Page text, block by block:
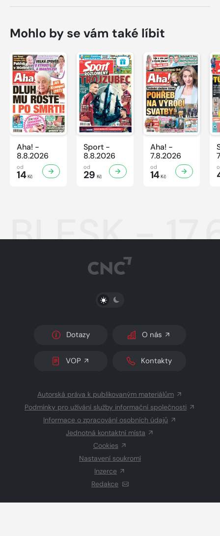
Mohlo by se vám také líbit
Aha! -
8.8.2026
od
14Kč
Sport -
8.8.2026
od
29 Kč
Aha! -
7.8.2026
od
14Kč
BLESK -
PŘEPNOUT SVĚTLÝ/TMAVÝ REŽIM
Dotazy O nás
VOP Kontakty
Autorská práva k publikovaným materiálům
Podmínky pro užívání služby informační společnosti
Informace o zpracování osobních údajů
Jednotná kontaktní místa
Cookies
Nastavení soukromí
Inzerce
Redakce